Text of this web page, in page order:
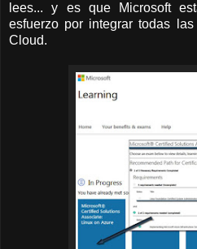
lees... y es que Microsoft
esfuerzo por integrar todas
Cloud.